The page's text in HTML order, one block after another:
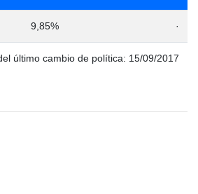
último cambio de política: 15/09/2017
9,85% ·